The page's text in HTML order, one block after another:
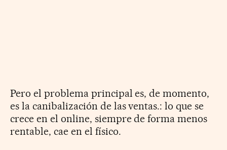
Pero el problema principal es, de momento,
es la canibalización de las ventas.: lo que se
crece en el online, siempre de forma menos
rentable, cae en el físico.